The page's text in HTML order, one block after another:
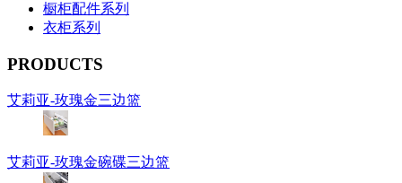
橱柜配件系列
衣柜系列
PRODUCTS
艾莉亚-玫瑰金三边篮
艾莉亚-玫瑰金碗碟三边篮